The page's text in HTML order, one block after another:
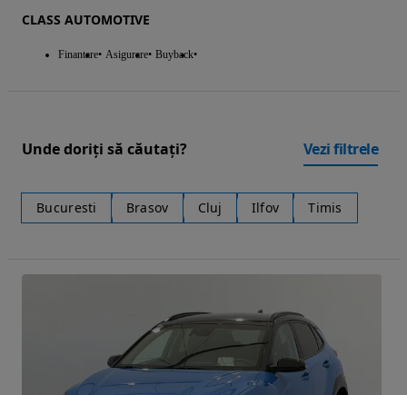
CLASS AUTOMOTIVE
Finantare Asigurare Buyback
Unde doriți să căutați? Vezi filtrele
Bucuresti Brasov Cluj Ilfov Timis